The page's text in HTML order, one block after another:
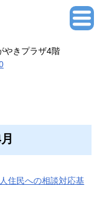
きプラザ4階
住民への相談対応基